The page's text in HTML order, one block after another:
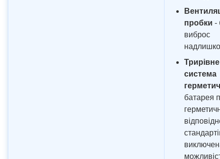
пробки -
виброс
система
батарея